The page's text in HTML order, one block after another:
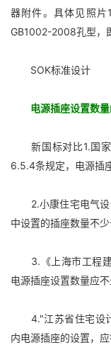
器附件。具体见照
GB1002-2008孔型，
SOK标准设计
电源插座设置数量
新国标对比1.国家
6.5.4条规定，电源插
2.小康住宅电气设
中设置的插座数量不
3.《上海市工程建
电源插座设置数量应
4."江苏省住宅设计
内电源插座的设置，